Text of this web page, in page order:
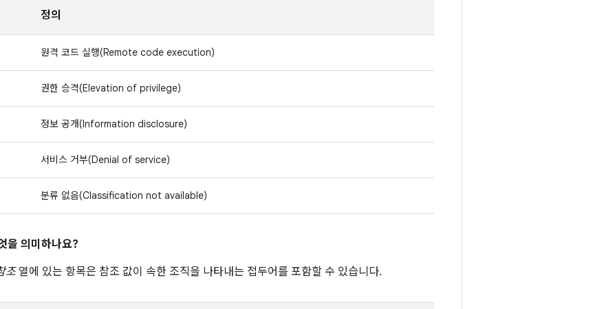
정의
원격 코드 실행(Remote code execution)
권한 승격(Elevation of privilege)
정보 공개(Information disclosure)
서비스 거부(Denial of service)
분류 없음(Classification not available)
을 의미하나요?
조열에 있는 항목은 참조 값이 속한 조직을 나타내는 접두어를 포함할 수 있습니다.